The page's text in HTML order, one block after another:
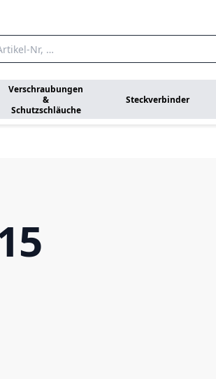
Verschraubungen
&
Schutzschläuche
Steckverbinder